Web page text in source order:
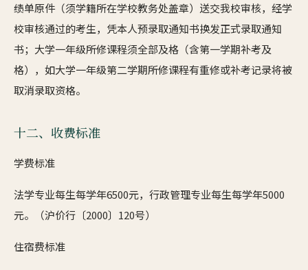
绩单原件（须学籍所在学校教务处盖章）送交我校审核，经学
校审核通过的考生，凭本人预录取通知书换发正式录取通知
书；大学一年级所修课程须全部及格（含第一学期补考及
格），如大学一年级第二学期所修课程有重修或补考记录将被
取消录取资格。
十二、收费标准
学费标准
法学专业每生每学年6500元，行政管理专业每生每学年5000
元。（沪价行〔2000〕120号）
住宿费标准